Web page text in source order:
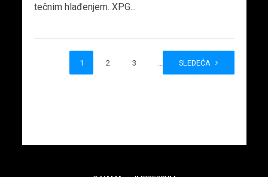
tečnim hlađenjem. XPG...
1 2 3 5
SLEDEĆA